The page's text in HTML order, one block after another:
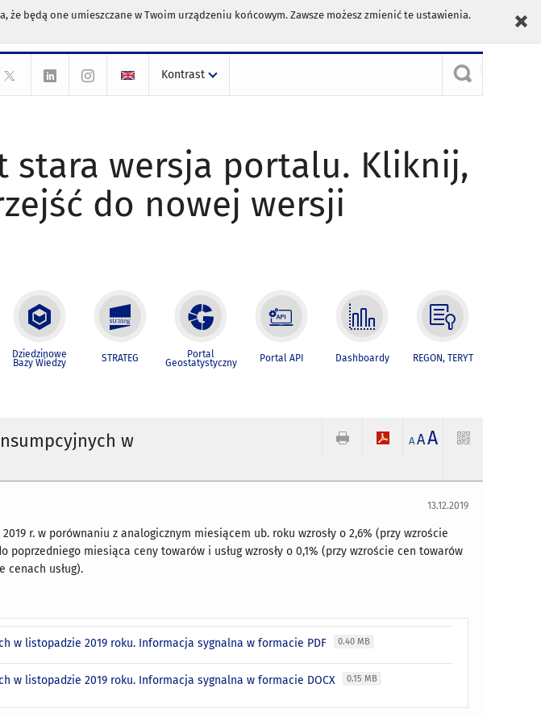
będą one umieszczane w Twoim urządzeniu końcowym. Zawsze możesz zmienić te ustawienia.
Kontrast
stara wersja portalu. Kliknij,
do nowej wersji
Dziedzinowe
Bazy Wiedzy STRATEG Portal
Geostatystyczny Portal API Dashboardy REGON, TERYT
w
A AA
13.12.2019
r. w porównaniu z analogicznym miesiącem ub. roku wzrosły o 2,6% (przy wzroście
poprzedniego miesiąca ceny towarów i usług wzrosły o 0,1% (przy wzroście cen towarów
cenach usług).
w listopadzie 2019 roku. Informacja sygnalna w formacie PDF 0.40 MB
w listopadzie 2019 roku. Informacja sygnalna w formacie DOCX 0.15 MB